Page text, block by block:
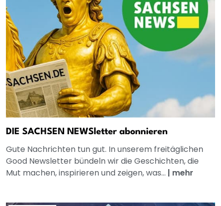
DIE SACHSEN NEWSletter abonnieren
Gute Nachrichten tun gut. In unserem freitäglichen
Good Newsletter bündeln wir die Geschichten, die
Mut machen, inspirieren und zeigen, was... | mehr